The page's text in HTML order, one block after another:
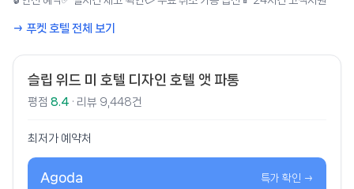
→ 푸켓 호텔 전체 보기
슬립 위드 미 호텔 디자인 호텔 앳 파통
평점 8.4 · 리뷰 9,448건
최저가 예약처
Agoda 특가 확인 →